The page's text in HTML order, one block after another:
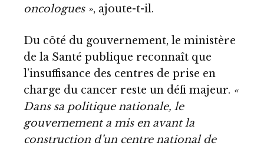
oncologues », ajoute-t-il.
Du côté du gouvernement, le ministère
de la Santé publique reconnaît que
l’insuffisance des centres de prise en
charge du cancer reste un défi majeur. «
Dans sa politique nationale, le
gouvernement a mis en avant la
construction d’un centre national de